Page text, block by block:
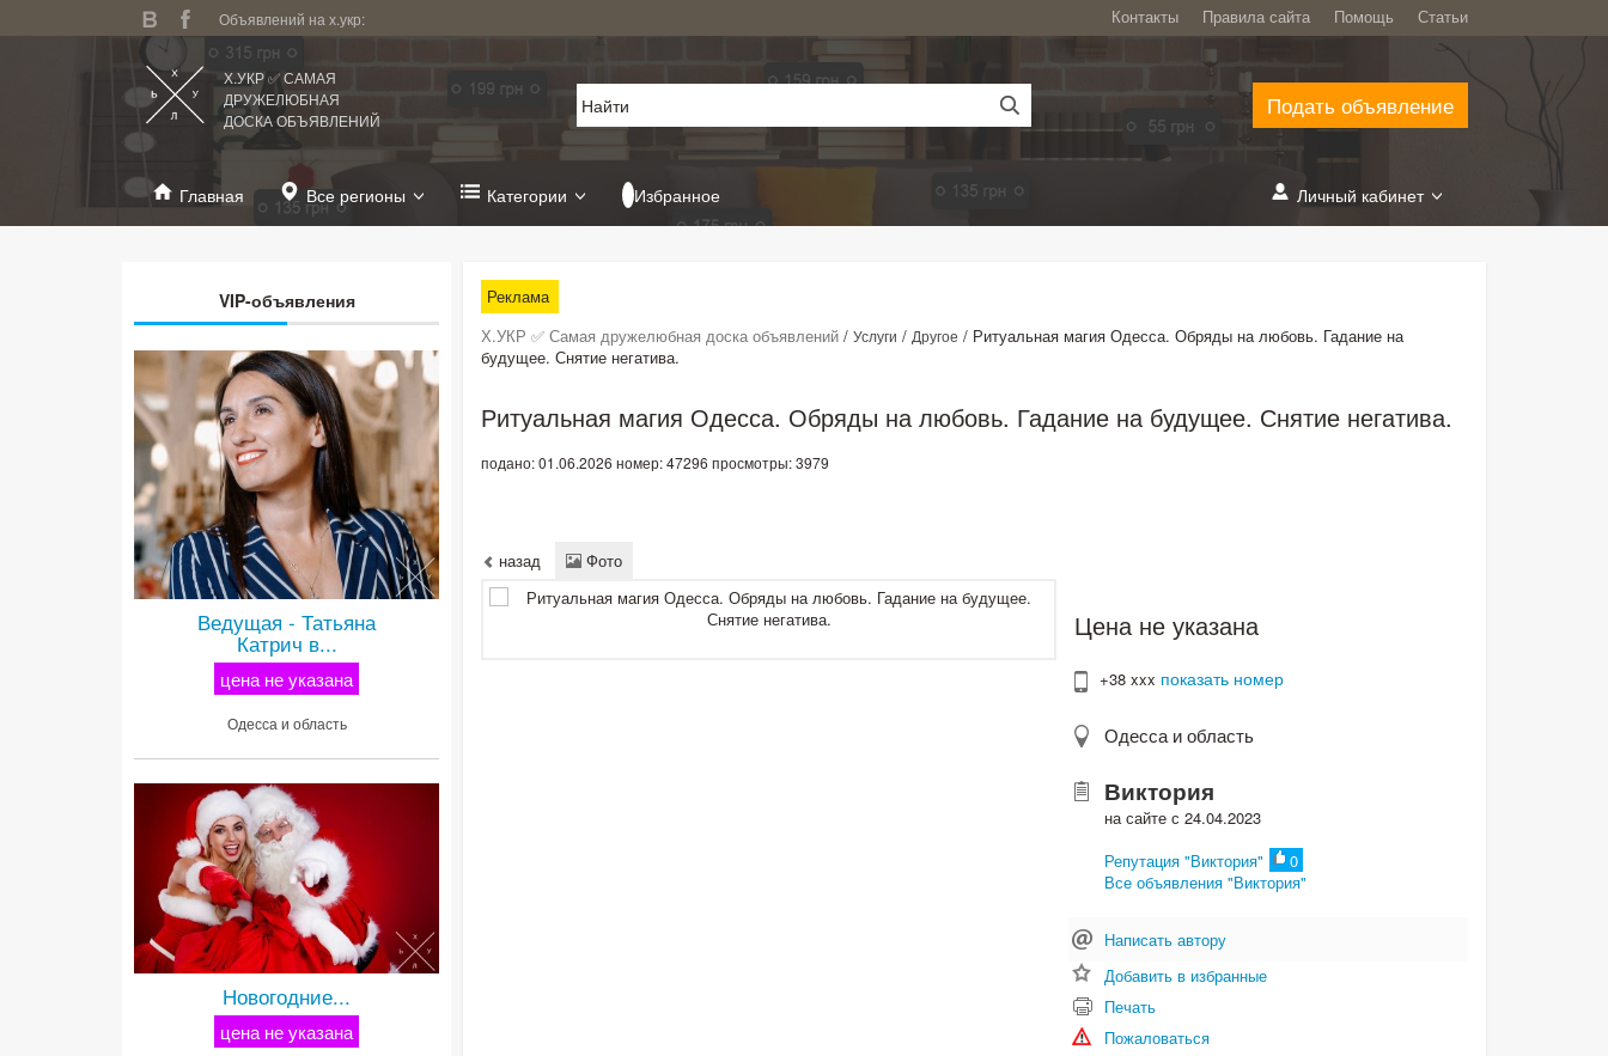
Объявлений на х.укр: Контакты Правила сайта Помощь Статьи
Х.УКР ✅ САМАЯ
ДРУЖЕЛЮБНАЯ
ДОСКА ОБЪЯВЛЕНИЙ
Подать объявление
Главная Все регионы Категории Избранное Личный кабинет
Реклама
Х.УКР ✅ Самая дружелюбная доска объявлений / Услуги / Другое / Ритуальная магия Одесса. Обряды на любовь. Гадание на
будущее. Снятие негатива.
Ритуальная магия Одесса. Обряды на любовь. Гадание на будущее. Снятие негатива.
подано: 01.06.2026 номер: 47296 просмотры: 3979
назад Фото
Цена не указана
+38 xxx показать номер
Одесса и область
Виктория
на сайте с 24.04.2023
Репутация "Виктория"
0
Все объявления "Виктория"
Написать автору
Добавить в избранные
Печать
Пожаловаться
VIP-объявления
Ведущая - Татьяна
Катрич в...
цена не указана
Одесса и область
Новогодние...
цена не указана